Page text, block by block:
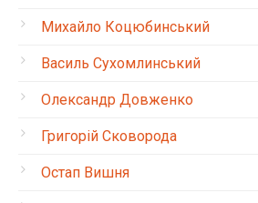
Михайло Коцюбинський
Василь Сухомлинський
Олександр Довженко
Григорій Сковорода
Остап Вишня